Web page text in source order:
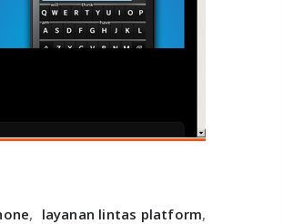
, layanan lintas platform,